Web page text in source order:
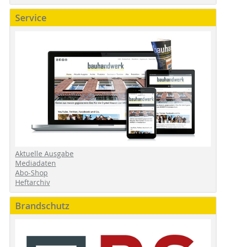
Service
Aktuelle Ausgabe
Mediadaten
Abo-Shop
Heftarchiv
Brandschutz